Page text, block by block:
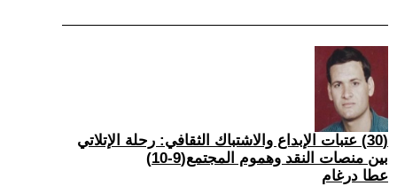
(30) عتبات الإبداع والاشتباك الثقافي: رحلة الإتلاتي
بين منصات النقد وهموم المجتمع(9-10)
عطا درغام